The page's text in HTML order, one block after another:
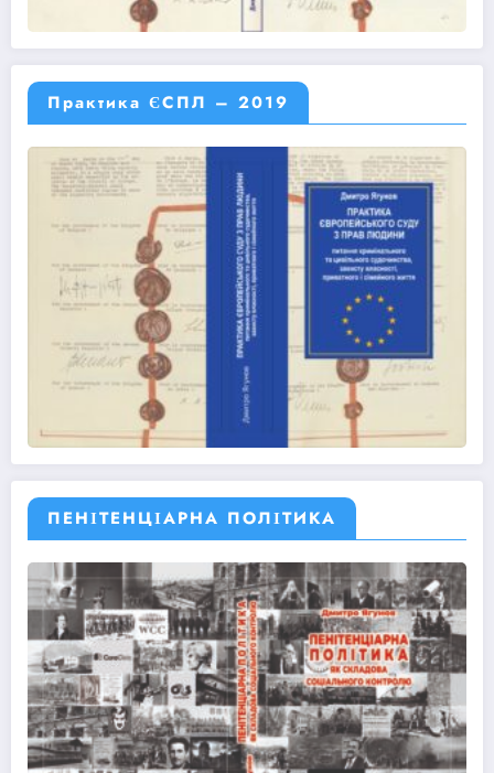
Практика ЄСПЛ – 2019
ПЕНІТЕНЦІАРНА ПОЛІТИКА